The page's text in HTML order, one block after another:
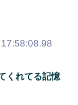
くれてる記憶